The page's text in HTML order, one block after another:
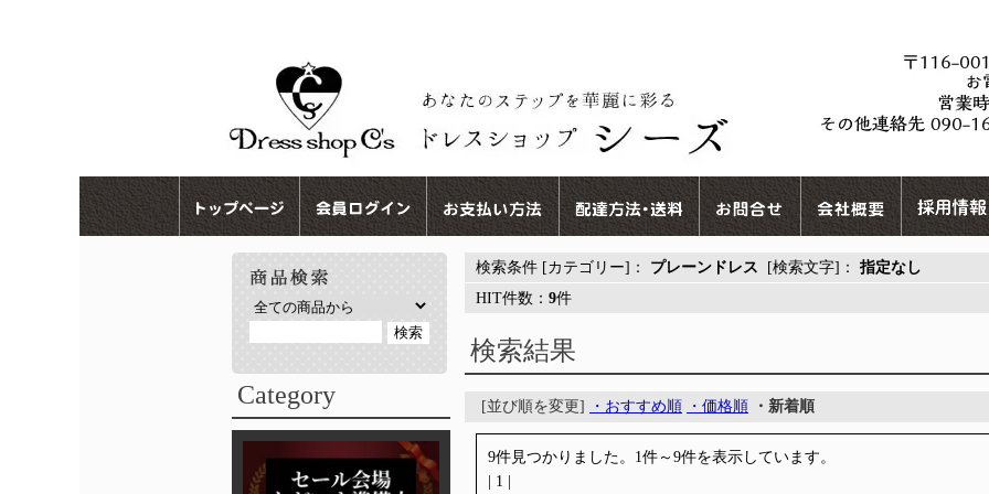
Category
検索条件 [カテゴリー]： プレーンドレス [検索文字]： 指定なし
HIT件数： 9件
検索結果
[並び順を変更] ・おすすめ順 ・価格順 ・新着順
9件見つかりました。1件～9件を表示しています。
| 1 |